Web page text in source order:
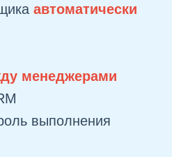
автоматически
менеджерами
выполнения